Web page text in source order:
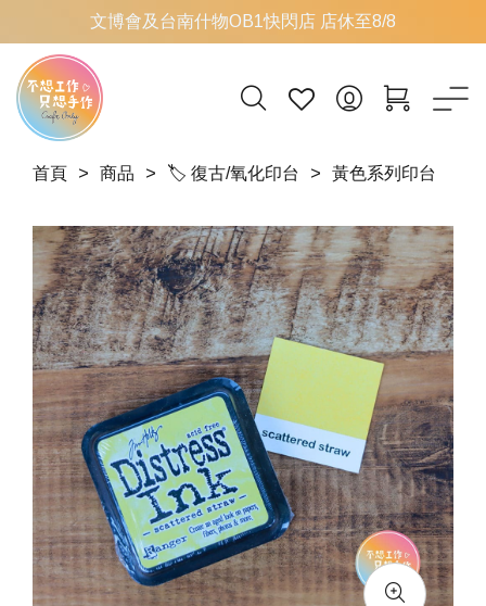
文博會及台南什物OB1快閃店 店休至8/8
首頁 商品 🏷 復古/氧化印台 黃色系列印台